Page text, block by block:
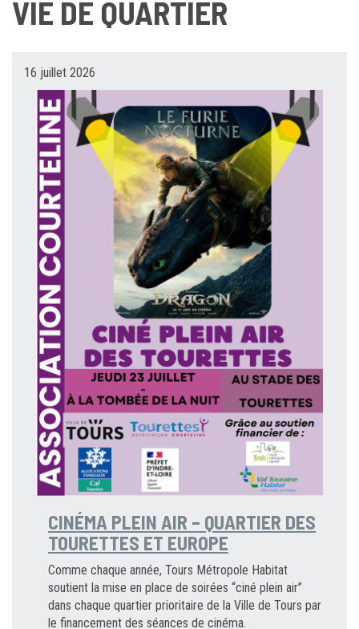
VIE DE QUARTIER
16 juillet 2026
CINÉMA PLEIN AIR – QUARTIER DES
TOURETTES ET EUROPE
Comme chaque année, Tours Métropole Habitat
soutient la mise en place de soirées “ciné plein air”
dans chaque quartier prioritaire de la Ville de Tours par
le financement des séances de cinéma.